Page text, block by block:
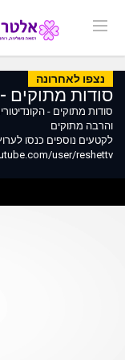
נצפו לאחרונה
סודות מתוקים
סודות מתוקים -
והרבה מתוקים
לקטעים נוספים כנסו
user/reshettv